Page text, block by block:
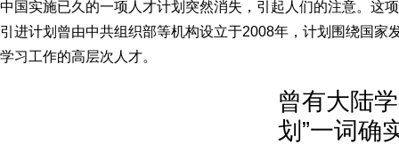
中国实施已久的一项人才计划突然消失，引起人们的注意。这
引进计划曾由中共组织部等机构设立于2008年，计划围绕国家
学习工作的高层次人才。
曾有大陆
划”一词确